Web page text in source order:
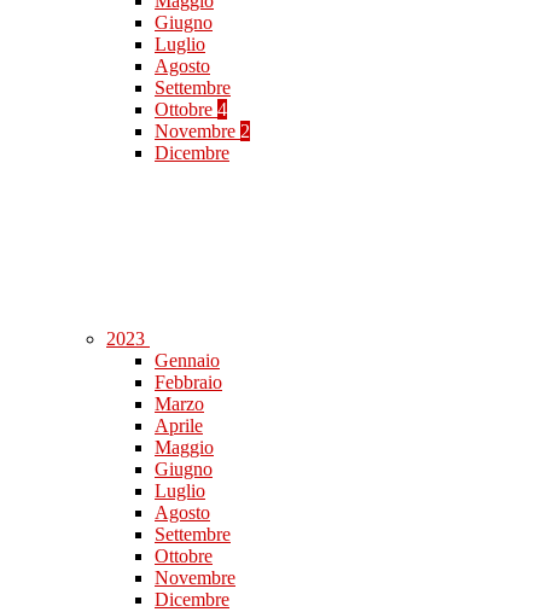
Giugno
Luglio
Agosto
Settembre
Ottobre 4
Novembre 2
Dicembre
2023
Gennaio
Febbraio
Marzo
Aprile
Maggio
Giugno
Luglio
Agosto
Settembre
Ottobre
Novembre
Dicembre